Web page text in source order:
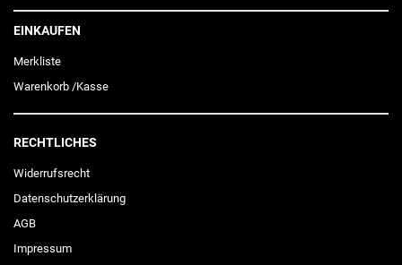
EINKAUFEN
Merkliste
Warenkorb /Kasse
RECHTLICHES
Widerrufs­recht
Daten­schutz­erklärung
AGB
Impressum